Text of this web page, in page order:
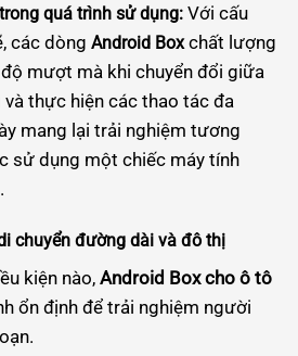
quá trình sử dụng:Với cấu
các dòng Android Boxchất lượng
mượt mà khi chuyển đổi giữa
thực hiện các thao tác đa
mang lại trải nghiệm tương
sử dụng một chiếc máy tính
chuyển đường dài và đô thị
kiện nào,Android Box cho ô tô
ổn định để trải nghiệm người